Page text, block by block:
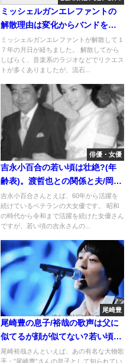
ミッシェルガンエレファントの
解散理由は変化からバンドを守
るため？
ミッシェルガンエレファントが解散して１
７年の月日が経ちました。 解散してから
しばらく、音楽系のラジオなどでリクエス
トが多くありましたが、流石...
俳優・女優
吉永小百合の若い頃は壮絶?(年
齢表)。渡哲也との関係と夫/岡田
太郎の癌と自宅
吉永小百合さんとえば、60年から活躍を
続けているベテランの大女優です。 昭和
の時代から令和まで活躍を続けた女優さん
ですが、若い頃の吉永さんの...
尾崎豊
尾崎豊の息子/裕哉の歌声は父に
似てるが顔が似てない?若い頃の
ｲｹﾒﾝ画像
尾崎裕哉さんといえば、あの有名な大物歌
手・”尾崎豊”さんの息子として知られてい